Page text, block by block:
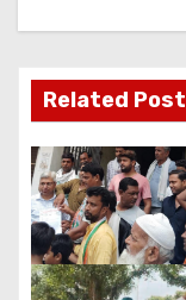
v
i
g
a
t
i
Related Post